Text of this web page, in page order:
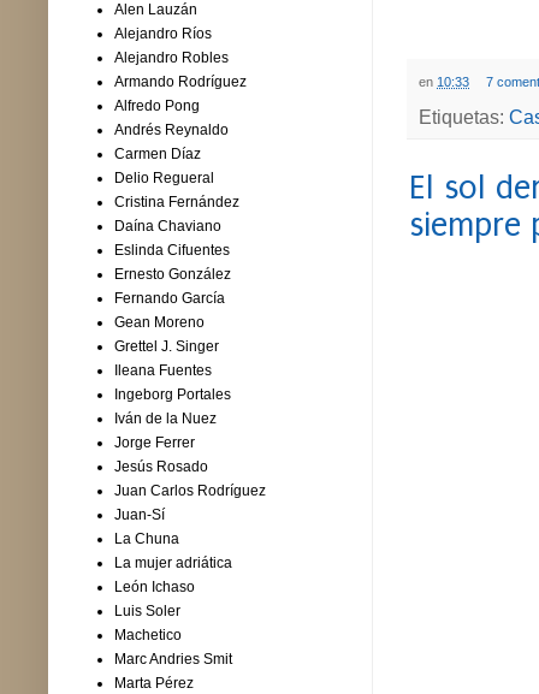
en 10:33 7
Etiquetas:
El sol
siempre
Alen Lauzán
Alejandro Ríos
Alejandro Robles
Armando Rodríguez
Alfredo Pong
Andrés Reynaldo
Carmen Díaz
Delio Regueral
Cristina Fernández
Daína Chaviano
Eslinda Cifuentes
Ernesto González
Fernando García
Gean Moreno
Grettel J. Singer
Ileana Fuentes
Ingeborg Portales
Iván de la Nuez
Jorge Ferrer
Jesús Rosado
Juan Carlos Rodríguez
Juan-Sí
La Chuna
La mujer adriática
León Ichaso
Luis Soler
Machetico
Marc Andries Smit
Marta Pérez